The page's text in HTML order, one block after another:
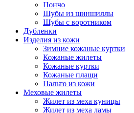
Пончо
Шубы из шиншиллы
Шубы с воротником
Дубленки
Изделия из кожи
Зимние кожаные куртки
Кожаные жилеты
Кожаные куртки
Кожаные плащи
Пальто из кожи
Меховые жилеты
Жилет из меха куницы
Жилет из меха ламы